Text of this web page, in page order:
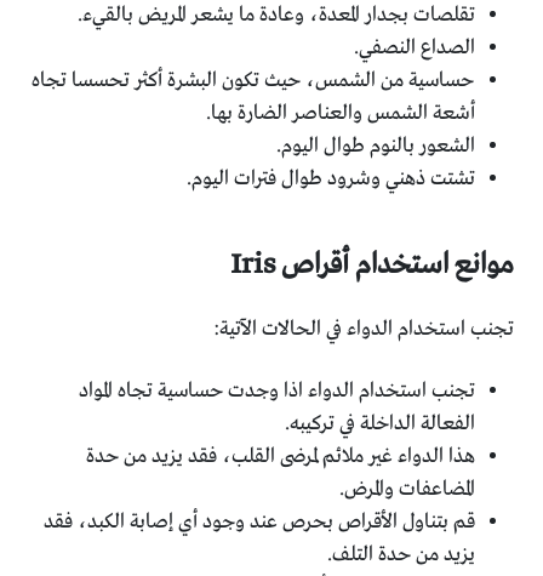
تقلصات بجدار المعدة، وعادة ما يشعر المريض بالقيء.
الصداع النصفي.
حساسية من الشمس، حيث تكون البشرة أكثر تحسسا تجاه
أشعة الشمس والعناصر الضارة بها.
الشعور بالنوم طوال اليوم.
تشتت ذهني وشرود طوال فترات اليوم.
موانع استخدام أقراصIris
تجنب استخدام الدواء في الحالات الآتية:
تجنب استخدام الدواء اذا وجدت حساسية تجاه المواد
الفعالة الداخلة في تركيبه.
هذا الدواء غير ملائم لمرضى القلب، فقد يزيد من حدة
المضاعفات والمرض.
قم بتناول الأقراص بحرص عند وجود أي إصابة الكبد، فقد
يزيد من حدة التلف.